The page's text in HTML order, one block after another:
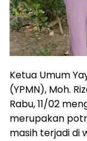
Ketua Umum
(YPMN), Moh.
Rabu, 11/02
merupakan
masih terjadi di